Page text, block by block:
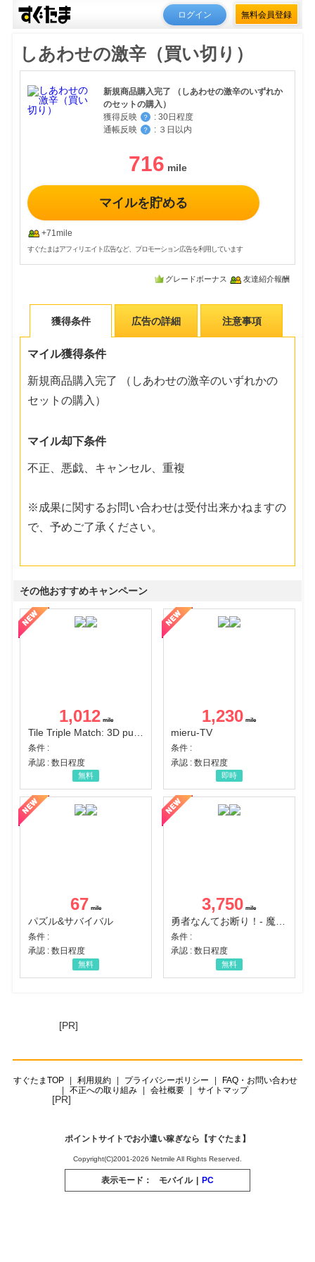
ログイン 無料会員登録
しあわせの激辛（買い切り）
新規商品購入完了 （しあわせの激辛のいずれか
のセットの購入）
獲得反映
？ : 30日程度
通帳反映
？ : ３日以内
716
マイルを貯める
+71mile
すぐたまはアフィリエイト広告など、プロモーション広告を利用しています
グレードボーナス 友達紹介報酬
獲得条件 広告の詳細 注意事項
マイル獲得条件
新規商品購入完了 （しあわせの激辛のいずれかの
セットの購入）
マイル却下条件
不正、悪戯、キャンセル、重複
※成果に関するお問い合わせは受付出来かねますの
で、予めご了承ください。
その他おすすめキャンペーン
1,012
Tile Triple Match: 3D puzzle
条件 :
承認 : 数日程度
無料
1,230
mieru-TV
条件 :
承認 : 数日程度
即時
67
パズル&サバイバル
条件 :
承認 : 数日程度
無料
3,750
条件 :
承認 : 数日程度
無料
[PR]
すぐたまTOP 利用規約 プライバシーポリシー
FAQ・お問い合わせ
不正への取り組み
会社概要 サイトマップ
[PR]
ポイントサイトでお小遣い稼ぎなら【すぐたま】
Copyright(C)2001-2026 Netmile All Rights Reserved.
表示モード： モバイル | PC